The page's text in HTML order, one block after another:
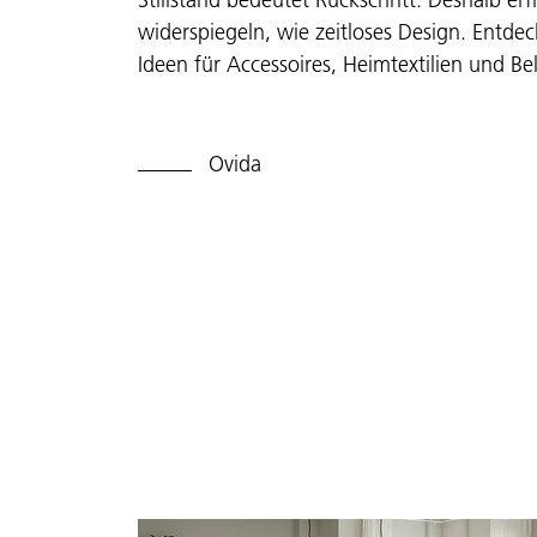
widerspiegeln, wie zeitloses Design.
Ideen für Accessoires, Heimtextilien und
Ovida